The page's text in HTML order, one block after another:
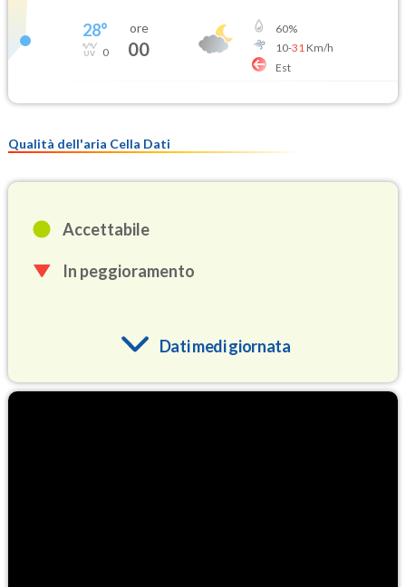
28°
0
ore
00
60%
10-31Km/h
Est
Qualità dell'aria Cella Dati
Accettabile
In peggioramento
Dati medi giornata